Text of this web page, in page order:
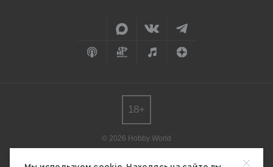
© 2026 Hobby World
редакции.
18+